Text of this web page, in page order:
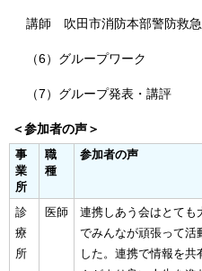
講師 吹田市消防本部警防救
（6）グループワーク
（7）グループ発表・講評
＜参加者の声＞
事
業
所
職
種
参加者の声
診
療
所
医師
連携しあう会はとても
でみんなが頑張って活
した。連携で情報を共